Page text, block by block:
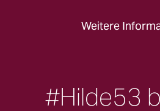
Weitere
#Hilde53